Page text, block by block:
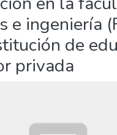
e ingeniería
de
privada